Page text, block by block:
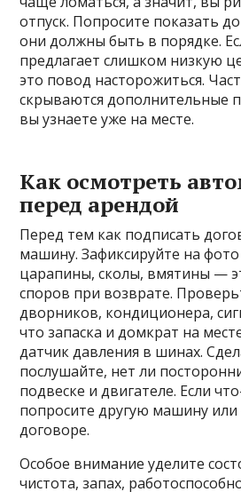
отпуск. Попросите показать
они должны быть в порядке.
предлагает слишком низкую
это повод насторожиться.
скрываются дополнительные
вы узнаете уже на месте.
Как осмотреть
перед арендой
Перед тем как подписать
машину. Зафиксируйте на
царапины, сколы, вмятины —
споров при возврате.
дворников, кондиционера,
что запаска и домкрат на
датчик давления в шинах.
послушайте, нет ли
подвеске и двигателе. Если
попросите другую машину или
договоре.
Особое внимание уделите
чистота, запах,